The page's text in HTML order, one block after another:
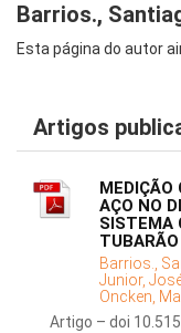
Barrios.,
Esta página do autor
Artigos
MEDIÇÃO
AÇO NO
SISTEMA
TUBARÃO
Barrios.,
Junior,
Oncken,
Artigo – doi